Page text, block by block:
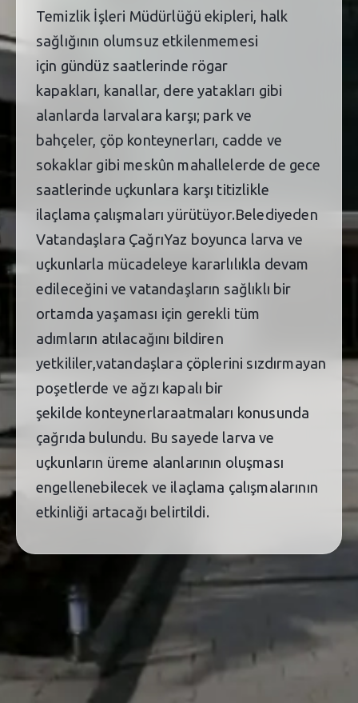
Temizlik İşleri Müdürlüğü ekipleri, halk
sağlığının olumsuz etkilenmemesi
için gündüz saatlerinde rögar
kapakları, kanallar, dere yatakları gibi
alanlarda larvalara karşı; park ve
bahçeler, çöp konteynerları, cadde ve
sokaklar gibi meskûn mahallelerde de gece
saatlerinde uçkunlara karşı titizlikle
ilaçlama çalışmaları yürütüyor.Belediyeden
Vatandaşlara ÇağrıYaz boyunca larva ve
uçkunlarla mücadeleye kararlılıkla devam
edileceğini ve vatandaşların sağlıklı bir
ortamda yaşaması için gerekli tüm
adımların atılacağını bildiren
yetkililer,vatandaşlara çöplerini sızdırmayan
poşetlerde ve ağzı kapalı bir
şekilde konteynerlaraatmaları konusunda
çağrıda bulundu. Bu sayede larva ve
uçkunların üreme alanlarının oluşması
engellenebilecek ve ilaçlama çalışmalarının
etkinliği artacağı belirtildi.